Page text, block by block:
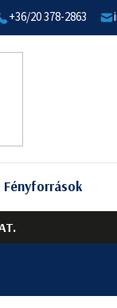
+36/20 378-2863
Fényforrások